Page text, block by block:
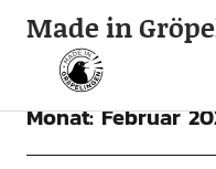
Made in
Monat:Februar